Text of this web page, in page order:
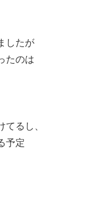
したが
たのは
るし、
予定